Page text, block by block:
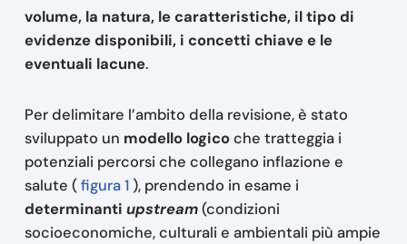
volume, la natura, le caratteristiche, il tipo di
evidenze disponibili, i concetti chiave e le
eventuali lacune.
Per delimitare l’ambito della revisione, è stato
sviluppato un modello logicoche tratteggia i
potenziali percorsi che collegano inflazione e
salute (figura 1), prendendo in esame i
determinanti upstream(condizioni
socioeconomiche, culturali e ambientali più ampie